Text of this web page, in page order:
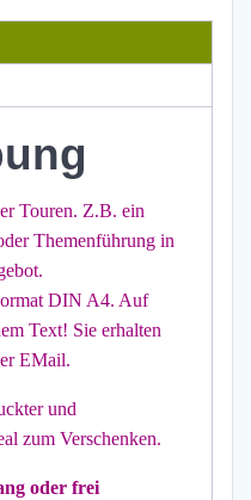
Touren. Z.B. ein
Themenführung in
DIN A4. Auf
Text! Sie erhalten
EMail.
und
zum Verschenken.
oder frei